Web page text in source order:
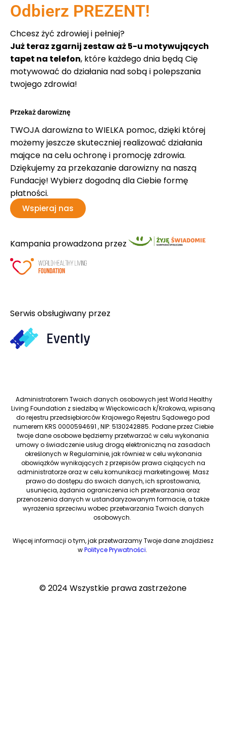
Odbierz PREZENT!
Chcesz żyć zdrowiej i pełniej?
Już teraz zgarnij zestaw aż 5-u motywujących
tapet na telefon, które każdego dnia będą Cię
motywować do działania nad sobą i polepszania
twojego zdrowia!
Przekaż darowiznę
TWOJA darowizna to WIELKA pomoc, dzięki której
możemy jeszcze skuteczniej realizować działania
mające na celu ochronę i promocję zdrowia.
Dziękujemy za przekazanie darowizny na naszą
Fundację! Wybierz dogodną dla Ciebie formę
płatności.
Wspieraj nas
Kampania prowadzona przez
Serwis obsługiwany przez
Administratorem Twoich danych osobowych jest World Healthy
Living Foundation z siedzibą w Więckowicach k/Krakowa, wpisaną
do rejestru przedsiębiorców Krajowego Rejestru Sądowego pod
numerem KRS 0000594691 , NIP: 5130242885. Podane przez Ciebie
twoje dane osobowe będziemy przetwarzać w celu wykonania
umowy o świadczenie usług drogą elektroniczną na zasadach
określonych w Regulaminie, jak również w celu wykonania
obowiązków wynikających z przepisów prawa ciążących na
administratorze oraz w celu komunikacji marketingowej. Masz
prawo do dostępu do swoich danych, ich sprostowania,
usunięcia, żądania ograniczenia ich przetwarzania oraz
przenoszenia danych w ustandaryzowanym formacie, a także
wyrażenia sprzeciwu wobec przetwarzania Twoich danych
osobowych.
Więcej informacji o tym, jak przetwarzamy Twoje dane znajdziesz
wPolityce Prywatności.
© 2024 Wszystkie prawa zastrzeżone